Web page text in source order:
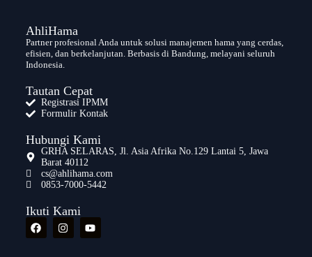
AhliHama
Partner profesional Anda untuk solusi manajemen hama yang cerdas,
efisien, dan berkelanjutan. Berbasis di Bandung, melayani seluruh
Indonesia.
Tautan Cepat
Registrasi IPMM
Formulir Kontak
Hubungi Kami
GRHA SELARAS, Jl. Asia Afrika No.129 Lantai 5, Jawa
Barat 40112
cs@ahlihama.com
0853-7000-5442
Ikuti Kami